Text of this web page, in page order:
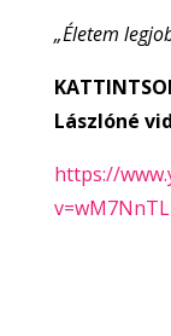
„Életem
Lászlóné
https://